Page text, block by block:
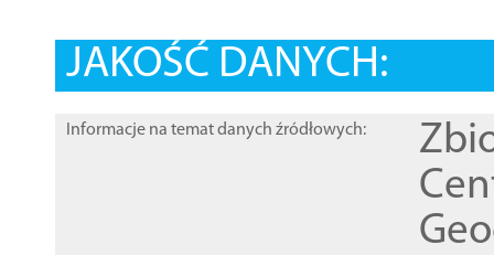
JAKOŚĆ DANYCH:
Informacje na temat danych źródłowych: